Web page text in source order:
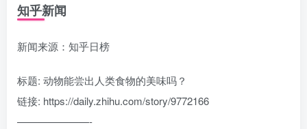
知乎新闻
新闻来源：知乎日榜
标题: 动物能尝出人类食物的美味吗？
链接: https://daily.zhihu.com/story/9772166
———————-